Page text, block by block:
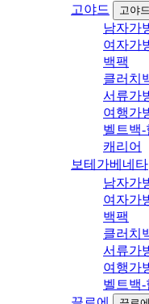
고야드
고야
남자가
여자가
백팩
클러치
서류가
여행가
벨트백
캐리어
보테가베네타
남자가
여자가
백팩
클러치
서류가
여행가
벨트백